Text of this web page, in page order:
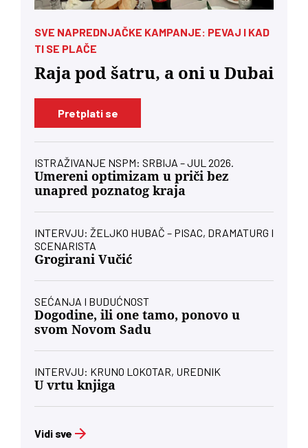
SVE NAPREDNJAČKE KAMPANJE: PEVAJ I KAD
TI SE PLAČE
Raja pod šatru, a oni u Dubai
Pretplati se
ISTRAŽIVANJE NSPM: SRBIJA – JUL 2026.
Umereni optimizam u priči bez
unapred poznatog kraja
INTERVJU: ŽELJKO HUBAČ – PISAC, DRAMATURG I
SCENARISTA
Grogirani Vučić
SEĆANJA I BUDUĆNOST
Dogodine, ili one tamo, ponovo u
svom Novom Sadu
INTERVJU: KRUNO LOKOTAR, UREDNIK
U vrtu knjiga
Vidi sve